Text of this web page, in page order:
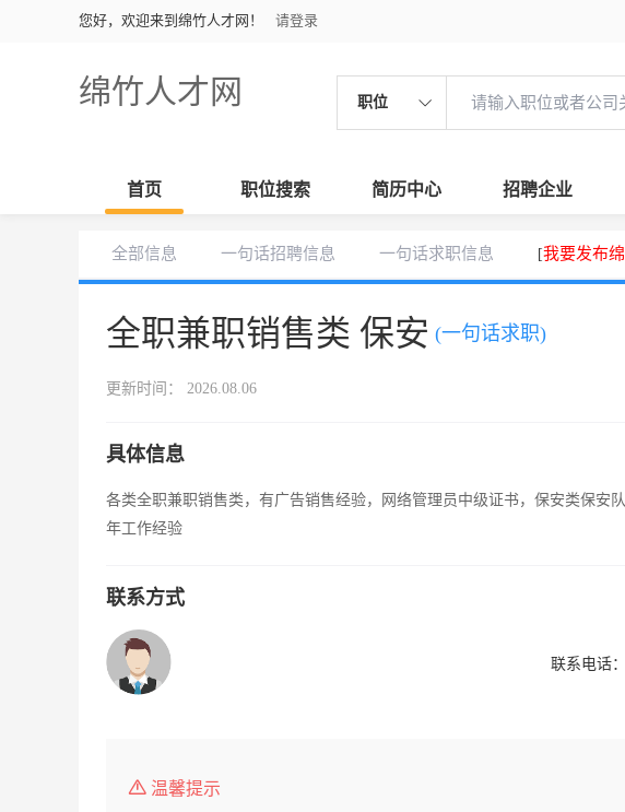
您好，欢迎来到绵竹人才网！ 请登录
绵竹人才网 职位
首页 职位搜索 简历中心 招聘企业
全部信息 一句话招聘信息 一句话求职信息 [我要发布
全职兼职销售类 保安 (一句话求职)
更新时间： 2026.08.06
具体信息
各类全职兼职销售类，有广告销售经验，网络管理员中级证书，保安类保安
年工作经验
联系方式
联系电话：
温馨提示